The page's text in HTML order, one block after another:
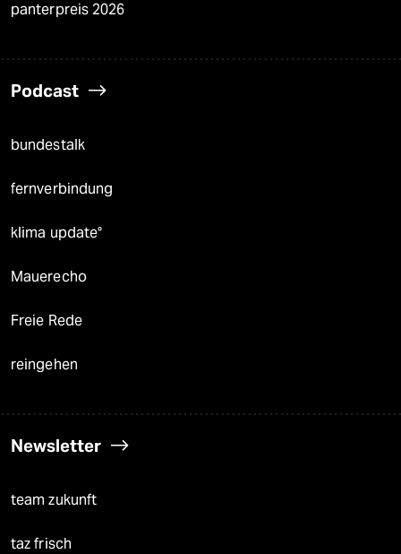
panterpreis 2026
Podcast
bundestalk
fernverbindung
klima update°
Mauerecho
Freie Rede
reingehen
Newsletter
team zukunft
taz frisch